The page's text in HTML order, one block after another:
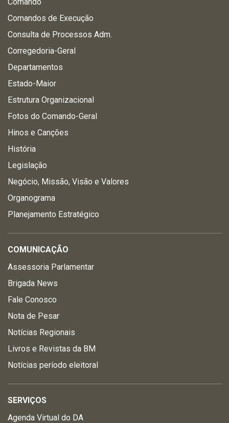
Comandos de Execução
Consulta de Processos Adm.
Corregedoria-Geral
Departamentos
Estado-Maior
Estrutura Organizacional
Fotos do Comando-Geral
Hinos e Canções
História
Legislação
Negócio, Missão, Visão e Valores
Organograma
Planejamento Estratégico
COMUNICAÇÃO
Assessoria Parlamentar
Brigada News
Fale Conosco
Nota de Pesar
Notícias Regionais
Livros e Revistas da BM
Notícias período eleitoral
SERVIÇOS
Agenda Virtual do DA